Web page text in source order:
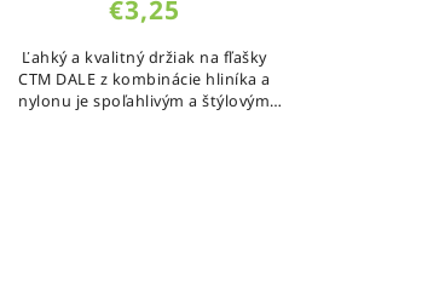
€3,25
Ľahký a kvalitný držiak na fľašky
CTM DALE z kombinácie hliníka a
nylonu je spoľahlivým a štýlovým